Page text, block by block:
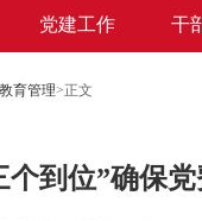
党建工作 干
育管理>正文
个到位”确保